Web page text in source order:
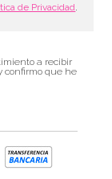
de Privacidad.
a recibir
confirmo que he